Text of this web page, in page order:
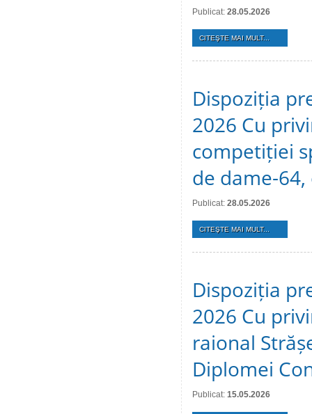
Publicat: 28.05.2026
CITEŞTE MAI MULT...
Dispoziția
2026 Cu
competiției
de dame-64,
Publicat: 28.05.2026
CITEŞTE MAI MULT...
Dispoziția
2026 Cu
raional
Diplomei
Publicat: 15.05.2026